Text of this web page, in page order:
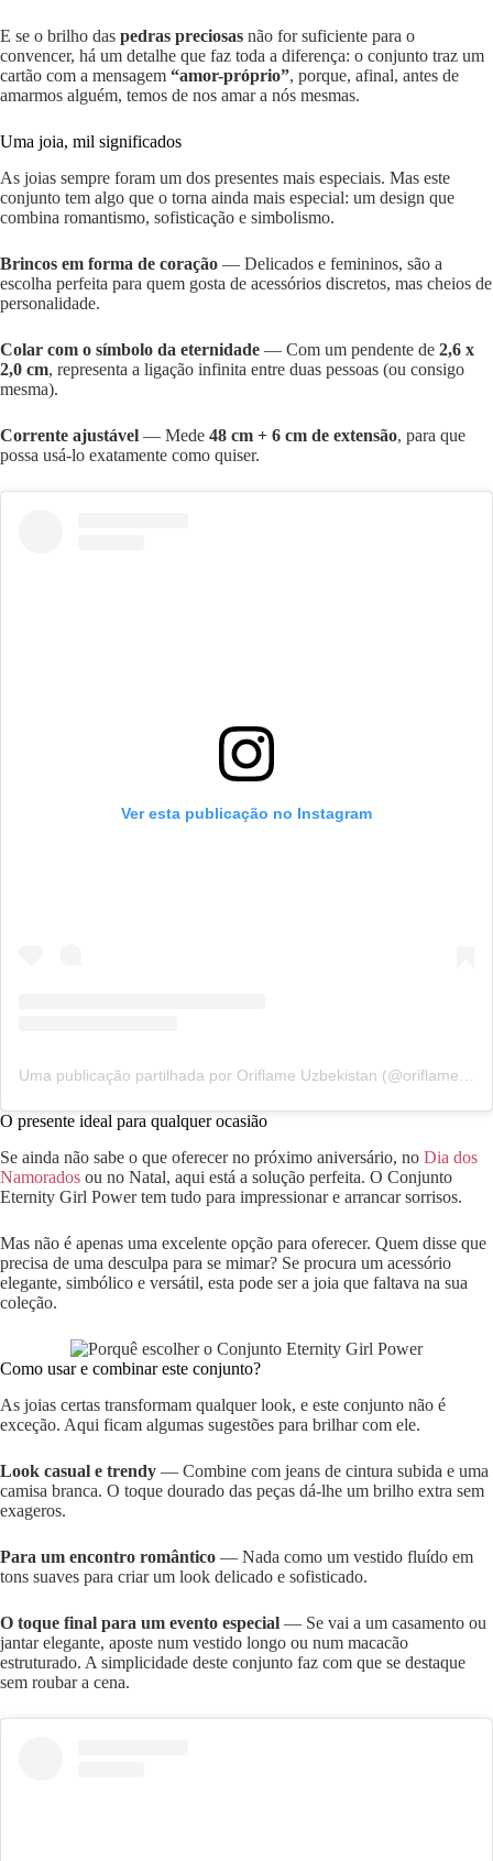
E se o brilho das pedras preciosas não for suficiente para o
convencer, há um detalhe que faz toda a diferença: o conjunto traz um
cartão com a mensagem “amor-próprio”, porque, afinal, antes de
amarmos alguém, temos de nos amar a nós mesmas.
Uma joia, mil significados
As joias sempre foram um dos presentes mais especiais. Mas este
conjunto tem algo que o torna ainda mais especial: um design que
combina romantismo, sofisticação e simbolismo.
Brincos em forma de coração — Delicados e femininos, são a
escolha perfeita para quem gosta de acessórios discretos, mas cheios de
personalidade.
Colar com o símbolo da eternidade — Com um pendente de 2,6 x
2,0 cm, representa a ligação infinita entre duas pessoas (ou consigo
mesma).
Corrente ajustável — Mede 48 cm + 6 cm de extensão, para que
possa usá-lo exatamente como quiser.
Ver esta publicação no Instagram
O presente ideal para qualquer ocasião
Se ainda não sabe o que oferecer no próximo aniversário, no Dia dos
Namorados ou no Natal, aqui está a solução perfeita. O Conjunto
Eternity Girl Power tem tudo para impressionar e arrancar sorrisos.
Mas não é apenas uma excelente opção para oferecer. Quem disse que
precisa de uma desculpa para se mimar? Se procura um acessório
elegante, simbólico e versátil, esta pode ser a joia que faltava na sua
coleção.
Como usar e combinar este conjunto?
As joias certas transformam qualquer look, e este conjunto não é
exceção. Aqui ficam algumas sugestões para brilhar com ele.
Look casual e trendy — Combine com jeans de cintura subida e uma
camisa branca. O toque dourado das peças dá-lhe um brilho extra sem
exageros.
Para um encontro romântico — Nada como um vestido fluído em
tons suaves para criar um look delicado e sofisticado.
O toque final para um evento especial — Se vai a um casamento ou
jantar elegante, aposte num vestido longo ou num macacão
estruturado. A simplicidade deste conjunto faz com que se destaque
sem roubar a cena.